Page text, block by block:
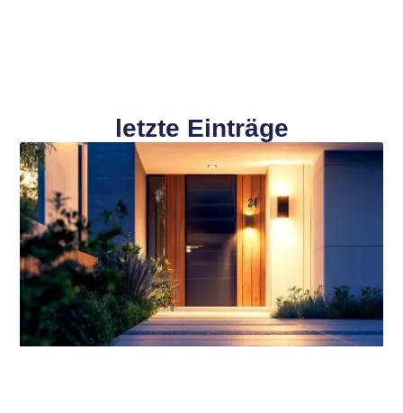
letzte Einträge